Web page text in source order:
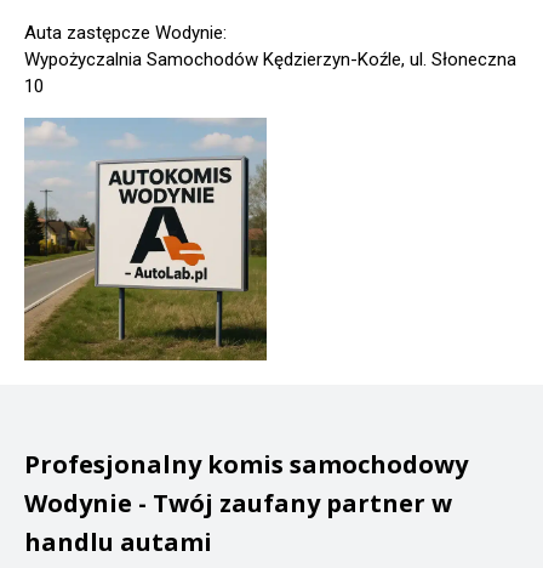
Auta zastępcze Wodynie:
Wypożyczalnia Samochodów Kędzierzyn-Koźle, ul. Słoneczna
10
Profesjonalny komis samochodowy
Wodynie - Twój zaufany partner w
handlu autami